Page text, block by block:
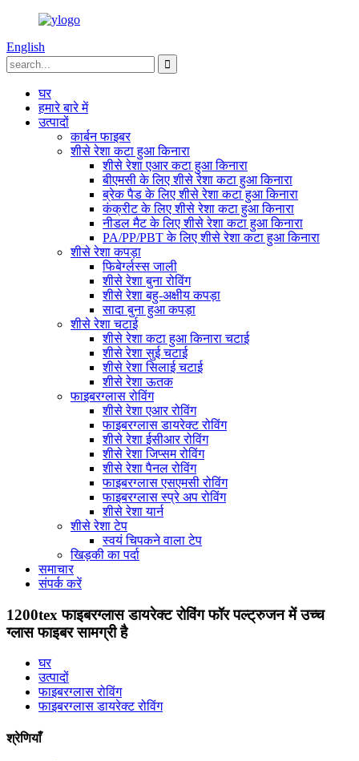
English
घर
हमारे बारे में
उत्पादों
कार्बन फाइबर
शीसे रेशा कटा हुआ किनारा
शीसे रेशा एआर कटा हुआ किनारा
बीएमसी के लिए शीसे रेशा कटा हुआ किनारा
ब्रेक पैड के लिए शीसे रेशा कटा हुआ किनारा
कंक्रीट के लिए शीसे रेशा कटा हुआ किनारा
नीडल मैट के लिए शीसे रेशा कटा हुआ किनारा
PA/PP/PBT के लिए शीसे रेशा कटा हुआ किनारा
शीसे रेशा कपड़ा
फिबेर्ग्लस्स जाली
शीसे रेशा बुना रोविंग
शीसे रेशा बहु-अक्षीय कपड़ा
सादा बुना हुआ कपड़ा
शीसे रेशा चटाई
शीसे रेशा कटा हुआ किनारा चटाई
शीसे रेशा सुई चटाई
शीसे रेशा सिलाई चटाई
शीसे रेशा ऊतक
फाइबरग्लास रोविंग
शीसे रेशा एआर रोविंग
फाइबरग्लास डायरेक्ट रोविंग
शीसे रेशा ईसीआर रोविंग
शीसे रेशा जिप्सम रोविंग
शीसे रेशा पैनल रोविंग
फाइबरग्लास एसएमसी रोविंग
फाइबरग्लास स्प्रे अप रोविंग
शीसे रेशा यार्न
शीसे रेशा टेप
स्वयं चिपकने वाला टेप
खिड़की का पर्दा
समाचार
संपर्क करें
1200tex फाइबरग्लास डायरेक्ट रोविंग फॉर पल्ट्रुजन में उच्च
ग्लास फाइबर सामग्री है
घर
उत्पादों
फाइबरग्लास रोविंग
फाइबरग्लास डायरेक्ट रोविंग
श्रेणियाँ